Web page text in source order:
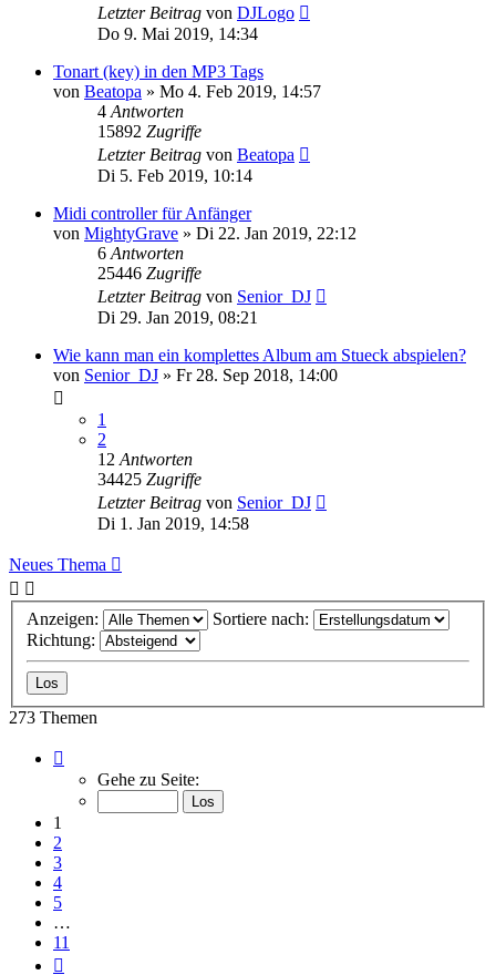
Letzter Beitrag von DJLogo
Do 9. Mai 2019, 14:34
Tonart (key) in den MP3 Tags
von Beatopa » Mo 4. Feb 2019, 14:57
4 Antworten
15892 Zugriffe
Letzter Beitrag von Beatopa
Di 5. Feb 2019, 10:14
Midi controller für Anfänger
von MightyGrave » Di 22. Jan 2019, 22:12
6 Antworten
25446 Zugriffe
Letzter Beitrag von Senior_DJ
Di 29. Jan 2019, 08:21
Wie kann man ein komplettes Album am Stueck abspielen?
von Senior_DJ » Fr 28. Sep 2018, 14:00
1
2
12 Antworten
34425 Zugriffe
Letzter Beitrag von Senior_DJ
Di 1. Jan 2019, 14:58
Neues Thema
Anzeigen:
Sortiere nach:
Richtung:
273 Themen
von
Gehe zu Seite:
1
2
3
4
5
…
11